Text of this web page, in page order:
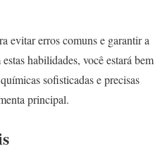
evitar erros comuns e garantir a
habilidades, você estará bem
sofisticadas e precisas
principal.